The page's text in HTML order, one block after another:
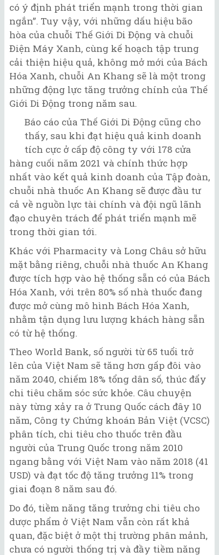
có ý định phát triển mạnh trong thời gian
ngắn”. Tuy vậy, với những dấu hiệu bão
hòa của chuỗi Thế Giới Di Động và chuỗi
Điện Máy Xanh, cùng kế hoạch tập trung
cải thiện hiệu quả, không mở mới của Bách
Hóa Xanh, chuỗi An Khang sẽ là một trong
những động lực tăng trưởng chính của Thế
Giới Di Động trong năm sau.
Báo cáo của Thế Giới Di Động cũng cho
thấy, sau khi đạt hiệu quả kinh doanh
tích cực ở cấp độ công ty với 178 cửa
hàng cuối năm 2021 và chính thức hợp
nhất vào kết quả kinh doanh của Tập đoàn,
chuỗi nhà thuốc An Khang sẽ được đầu tư
cả về nguồn lực tài chính và đội ngũ lãnh
đạo chuyên trách để phát triển mạnh mẽ
trong thời gian tới.
Khác với Pharmacity và Long Châu sở hữu
mặt bằng riêng, chuỗi nhà thuốc An Khang
được tích hợp vào hệ thống sẵn có của Bách
Hóa Xanh, với trên 80% số nhà thuốc đang
được mở cùng mô hình Bách Hóa Xanh,
nhằm tận dụng lưu lượng khách hàng sẵn
có từ hệ thống.
Theo World Bank, số người từ 65 tuổi trở
lên của Việt Nam sẽ tăng hơn gấp đôi vào
năm 2040, chiếm 18% tổng dân số, thúc đẩy
chi tiêu chăm sóc sức khỏe. Câu chuyện
này từng xảy ra ở Trung Quốc cách đây 10
năm, Công ty Chứng khoán Bản Việt (VCSC)
phân tích, chi tiêu cho thuốc trên đầu
người của Trung Quốc trong năm 2010
ngang bằng với Việt Nam vào năm 2018 (41
USD) và đạt tốc độ tăng trưởng 11% trong
giai đoạn 8 năm sau đó.
Do đó, tiềm năng tăng trưởng chi tiêu cho
dược phẩm ở Việt Nam vẫn còn rất khả
quan, đặc biệt ở một thị trường phân mảnh,
chưa có người thống trị và đầy tiềm năng